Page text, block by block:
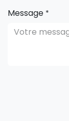
Message *